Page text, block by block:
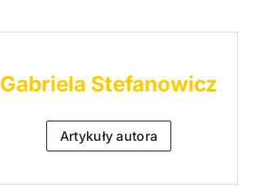
Gabriela Stefanowicz
Artykuły autora